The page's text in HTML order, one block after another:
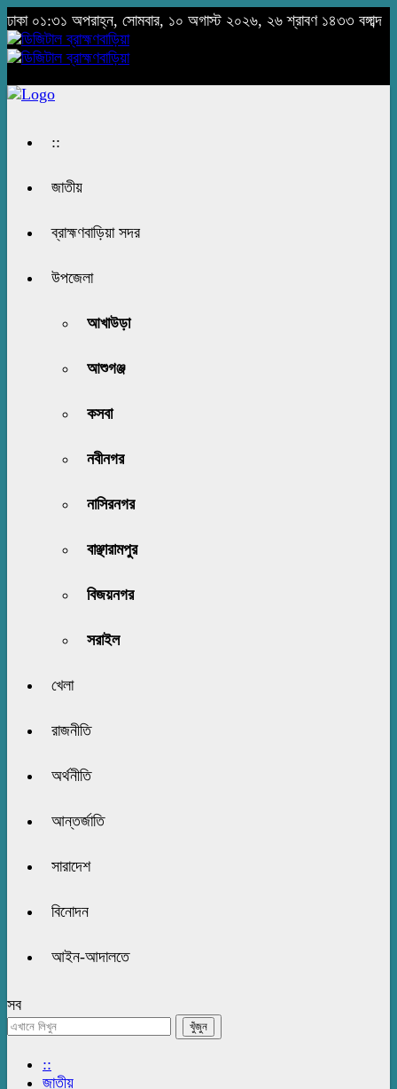
ঢাকা ০১:৩১ অপরাহ্ন, সোমবার, ১০ অগাস্ট ২০২৬, ২৬ শ্রাবণ ১৪৩৩ বঙ্গাব্দ
::
জাতীয়
ব্রাহ্মণবাড়িয়া সদর
উপজেলা
আখাউড়া
আশুগঞ্জ
কসবা
নবীনগর
নাসিরনগর
বাঞ্ছারামপুর
বিজয়নগর
সরাইল
খেলা
রাজনীতি
অর্থনীতি
আন্তর্জাতি
সারাদেশ
বিনোদন
আইন-আদালতে
সব
::
জাতীয়